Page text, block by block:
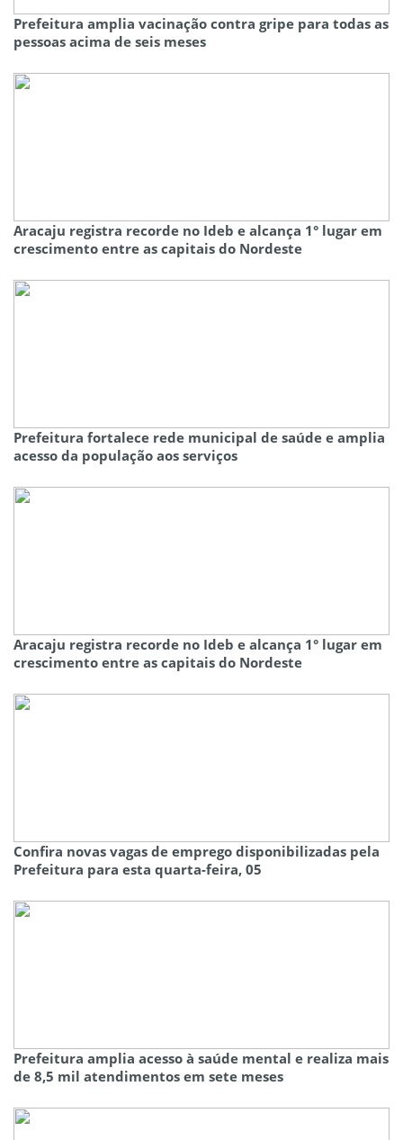
Prefeitura amplia vacinação contra gripe para todas as
pessoas acima de seis meses
Aracaju registra recorde no Ideb e alcança 1° lugar em
crescimento entre as capitais do Nordeste
Prefeitura fortalece rede municipal de saúde e amplia
acesso da população aos serviços
Aracaju registra recorde no Ideb e alcança 1° lugar em
crescimento entre as capitais do Nordeste
Confira novas vagas de emprego disponibilizadas pela
Prefeitura para esta quarta-feira, 05
Prefeitura amplia acesso à saúde mental e realiza mais
de 8,5 mil atendimentos em sete meses